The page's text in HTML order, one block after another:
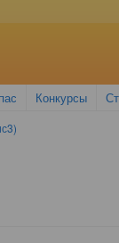
Конкурсы